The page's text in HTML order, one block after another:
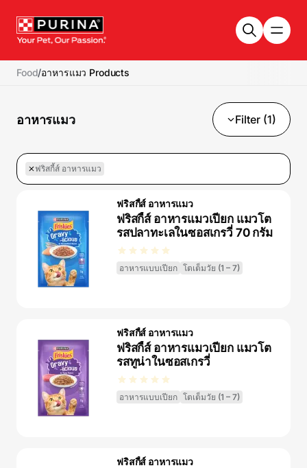
Food/อาหารแมว Products
อาหารแมว Filter (1)
ฟริสกี้ส์ อาหารแมว
ฟริสกี้ส์ อาหารแมว
ฟริสกี้ส์ อาหารแมวเปียก แมวโต
รสปลาทะเลในซอสเกรวี่ 70 กรัม
อาหารแบบเปียก โตเต็มวัย (1 – 7)
ฟริสกี้ส์ อาหารแมว
ฟริสกี้ส์ อาหารแมวเปียก แมวโต
รสทูน่าในซอสเกรวี่
อาหารแบบเปียก โตเต็มวัย (1 – 7)
ฟริสกี้ส์ อาหารแมว